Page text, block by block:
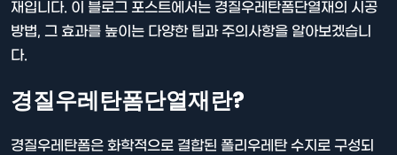
재입니다. 이 블로그 포스트에서는 경질우레탄폼단열재의 시공
방법, 그 효과를 높이는 다양한 팁과 주의사항을 알아보겠습니
다.
경질우레탄폼단열재란?
경질우레탄폼은 화학적으로 결합된 폴리우레탄 수지로 구성되